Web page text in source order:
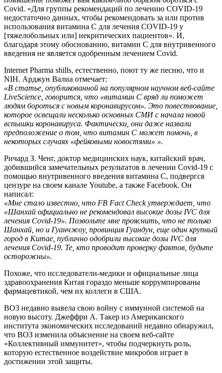
Covid. «Для группы рекомендаций по лечению COVID-19
недостаточно данных, чтобы рекомендовать за или против
использования витамина C для лечения COVID-19 у
[тяжелобольных или] некритических пациентов». И,
благодаря этому обоснованию, витамин C для внутривенного
введения не является одобренным лечением Covid.
Internet Pharma shills, естественно, поют ту же песню, что и
NIH. Арджун Валиа отмечает:
«В статье, опубликованной на популярном научном веб-сайте
LiveScience, говорится, что «витамин С вряд ли поможет
людям бороться с новым коронавирусом». Это повествование,
которое освещали несколько основных СМИ с начала новой
вспышки коронавируса. Фактически, они даже назвали
предположение о том, что витамин С может помочь, в
некоторых случаях «фейковыми новостями» ».
Ричард З. Ченг, доктор медицинских наук, китайский врач,
добившийся замечательных результатов в лечении Covid-19 с
помощью внутривенного введения витамина С, подвергся
цензуре на своем канале Youtube, а также Facebook. Он
написал:
«Мне стало известно, что FB Fact Check утверждает, что
«Шанхай официально не рекомендовал высокие дозы IVC для
лечения Covid-19». Позвольте мне прояснить, что не только
Шанхай, но и Гуанчжоу, провинция Гуандун, еще один крупный
город в Китае, публично одобрили высокие дозы IVC для
лечения Covid-19. Те, кто проводит проверку фактов, будьте
осторожны».
Похоже, что исследователи-медики и официальные лица
здравоохранения Китая гораздо меньше коррумпированы
фармацевтикой, чем их коллеги в США.
ВОЗ недавно вывела свою войну с иммунной системой на
новую высоту. Джеффри А. Такер из Американского
института экономических исследований недавно обнаружил,
что ВОЗ изменила объяснение на своем веб-сайте
«Коллективный иммунитет», чтобы подчеркнуть роль,
которую естественное воздействие микробов играет в
достижении этой защиты.